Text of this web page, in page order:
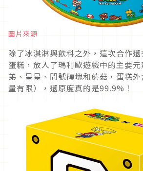
圖片來源
除了冰淇淋與飲料之外，這次合作
蛋糕，放入了瑪利歐遊戲中的主要
弟、星星、問號磚塊和蘑菇，蛋糕
量有限），還原度真的是99.9%！